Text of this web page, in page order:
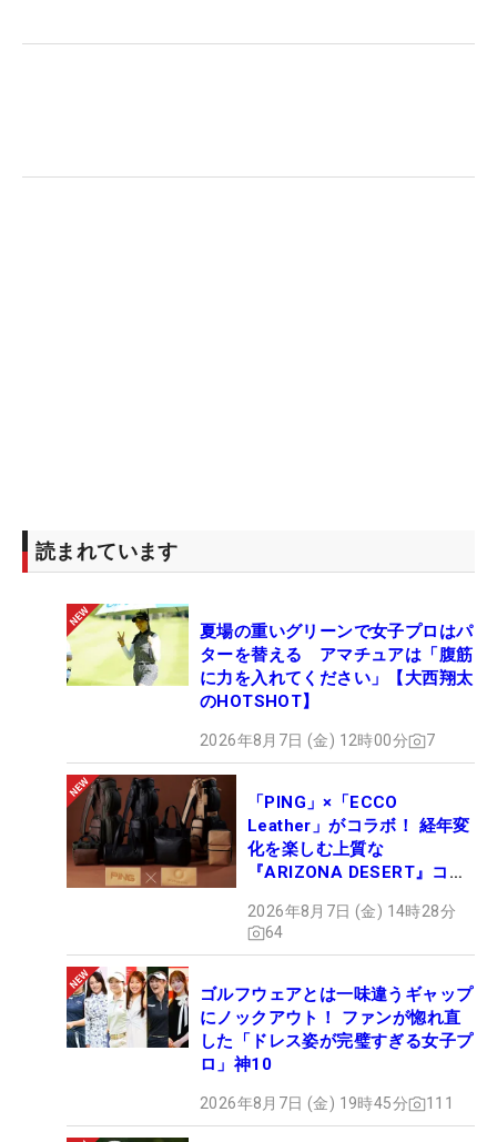
読まれています
夏場の重いグリーンで女子プロはパ
ターを替える アマチュアは「腹筋
に力を入れてください」【大西翔太
のHOTSHOT】
2026年8月7日 (金) 12時00分 7
「PING」×「ECCO
Leather」がコラボ！ 経年変
化を楽しむ上質な
『ARIZONA DESERT』コレ
ュー
2026年8月7日 (金) 14時28分
64
ゴルフウェアとは一味違うギャップ
にノックアウト！ ファンが惚れ直
した「ドレス姿が完璧すぎる女子プ
ロ」神10
2026年8月7日 (金) 19時45分 111